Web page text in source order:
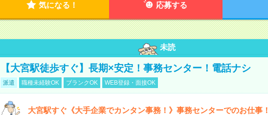
気になる！ 応募する
未読
【大宮駅徒歩すぐ】長期×安定！事務センター！電話ナシ
派遣 職種未経験OK ブランクOK WEB登録・面接OK
大宮駅すぐ《大手企業でカンタン事務！》事務センターでのお仕事！